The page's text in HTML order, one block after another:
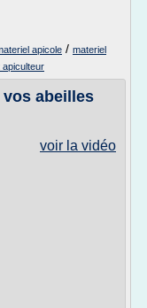
apicole / materiel
apiculteur
vos abeilles
voir la vidéo